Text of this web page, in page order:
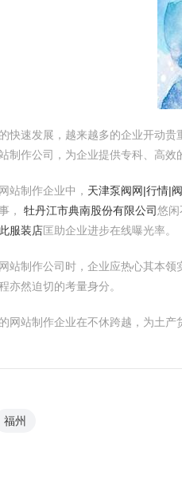
快速发展，越来越多的企业开动
制作公司，为企业提供专科、高效
站制作企业中， 天津泵阀网|行情|
， 牡丹江市典南股份有限公司悠闲
服装店匡助企业进步在线曝光率。
站制作公司时，企业应热心其本
亦然迫切的考量身分。
网站制作企业在不休跨越，为土
福州